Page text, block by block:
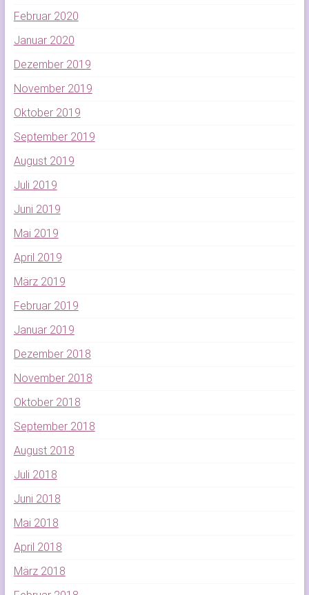
Februar 2020
Januar 2020
Dezember 2019
November 2019
Oktober 2019
September 2019
August 2019
Juli 2019
Juni 2019
Mai 2019
April 2019
März 2019
Februar 2019
Januar 2019
Dezember 2018
November 2018
Oktober 2018
September 2018
August 2018
Juli 2018
Juni 2018
Mai 2018
April 2018
März 2018